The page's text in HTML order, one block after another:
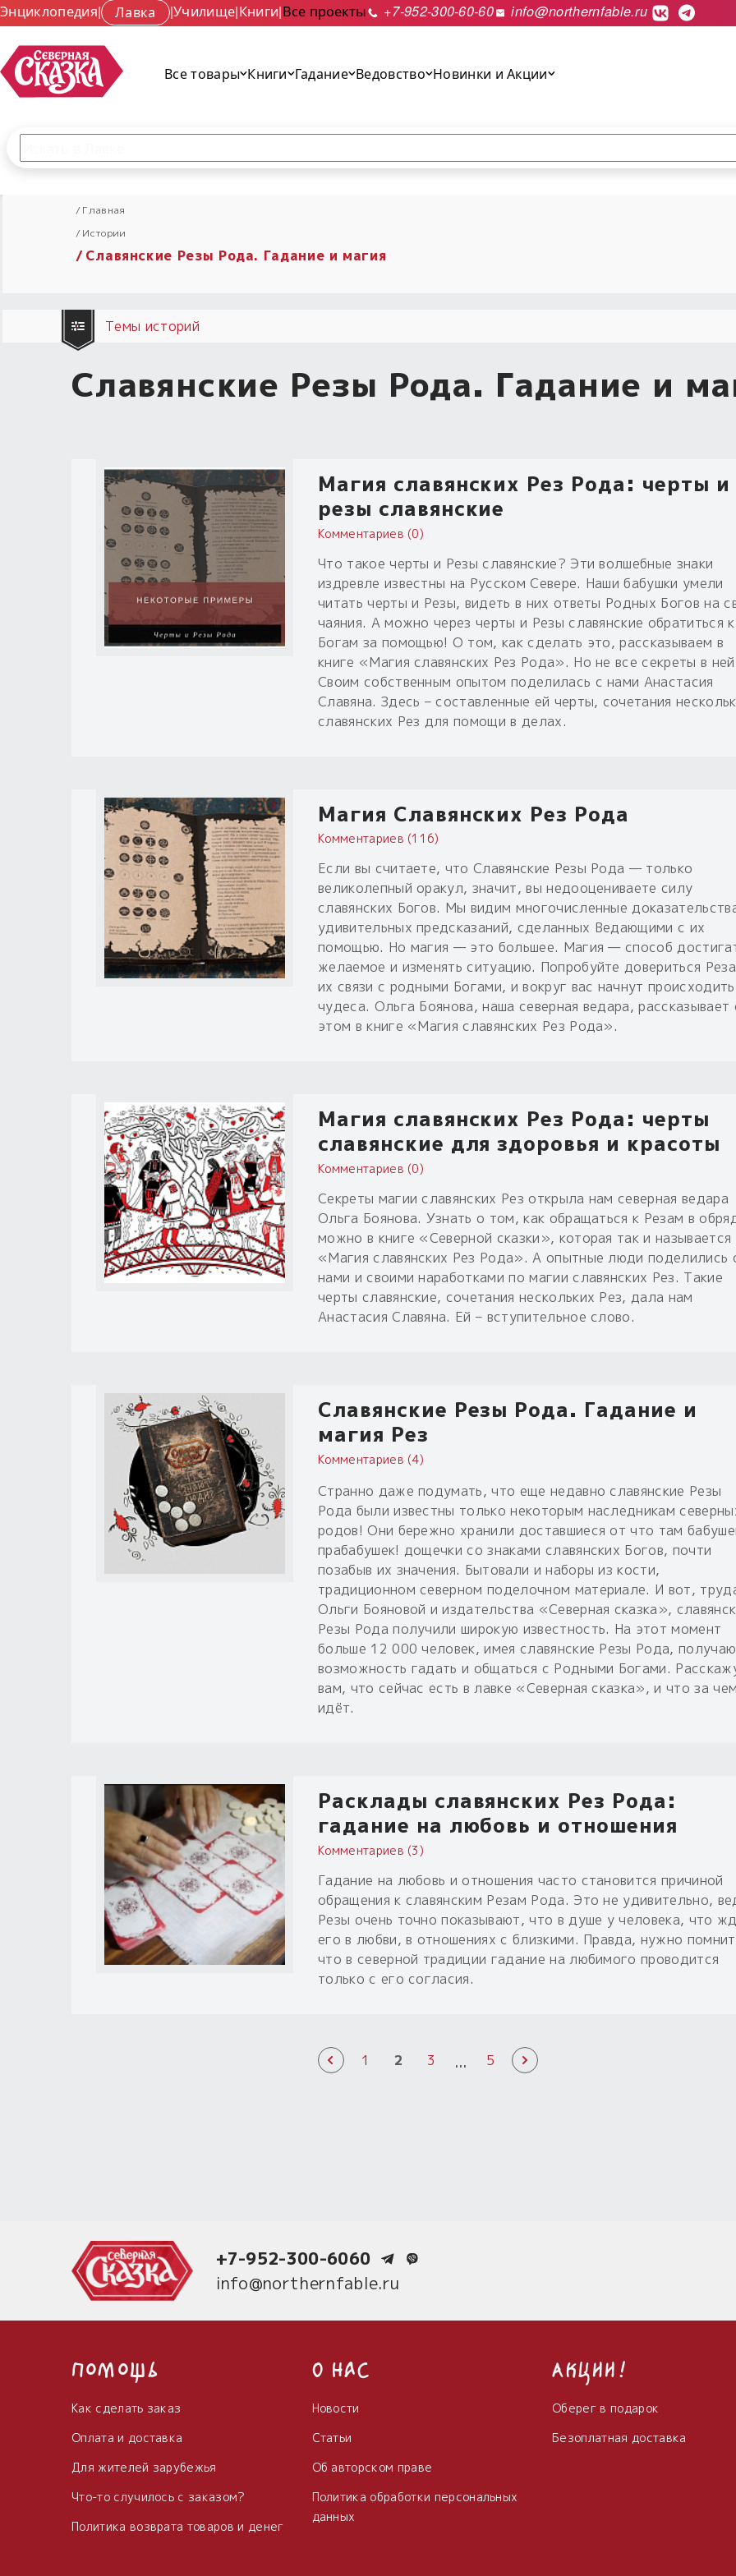
Энциклопедия| Лавка |Училище|Книги|Все проекты +7-952-300-60-60 info@northernfable.ru
Все товары Книги Гадание Ведовство Новинки и Акции
Главная
Истории
Славянские Резы Рода. Гадание и магия
Темы историй
Славянские Резы Рода. Гадание и
Магия славянских Рез Рода: черты и
резы славянские
Комментариев (0)
Что такое черты и Резы славянские? Эти волшебные знаки
издревле известны на Русском Севере. Наши бабушки умели
читать черты и Резы, видеть в них ответы Родных Богов на
чаяния. А можно через черты и Резы славянские обратиться к
Богам за помощью! О том, как сделать это, рассказываем в
книге «Магия славянских Рез Рода». Но не все секреты в
Своим собственным опытом поделилась с нами Анастасия
Славяна. Здесь – составленные ей черты, сочетания
славянских Рез для помощи в делах.
Магия Славянских Рез Рода
Комментариев (116)
Если вы считаете, что Славянские Резы Рода — только
великолепный оракул, значит, вы недооцениваете силу
славянских Богов. Мы видим многочисленные
удивительных предсказаний, сделанных Ведающими с их
помощью. Но магия — это большее. Магия — способ
желаемое и изменять ситуацию. Попробуйте довериться
их связи с родными Богами, и вокруг вас начнут происходить
чудеса. Ольга Боянова, наша северная ведара, рассказывает
этом в книге «Магия славянских Рез Рода».
Магия славянских Рез Рода: черты
славянские для здоровья и красоты
Комментариев (0)
Секреты магии славянских Рез открыла нам северная ведара
Ольга Боянова. Узнать о том, как обращаться к Резам в
можно в книге «Северной сказки», которая так и называется
«Магия славянских Рез Рода». А опытные люди поделились
нами и своими наработками по магии славянских Рез. Такие
черты славянские, сочетания нескольких Рез, дала нам
Анастасия Славяна. Ей – вступительное слово.
Славянские Резы Рода. Гадание и
магия Рез
Комментариев (4)
Странно даже подумать, что еще недавно славянские Резы
Рода были известны только некоторым наследникам
родов! Они бережно хранили доставшиеся от что там
прабабушек! дощечки со знаками славянских Богов, почти
позабыв их значения. Бытовали и наборы из кости,
традиционном северном поделочном материале. И вот,
Ольги Бояновой и издательства «Северная сказка»,
Резы Рода получили широкую известность. На этот момент
больше 12 000 человек, имея славянские Резы Рода,
возможность гадать и общаться с Родными Богами.
вам, что сейчас есть в лавке «Северная сказка», и что за чем
идёт.
Расклады славянских Рез Рода:
гадание на любовь и отношения
Комментариев (3)
Гадание на любовь и отношения часто становится причиной
обращения к славянским Резам Рода. Это не удивительно,
Резы очень точно показывают, что в душе у человека, что
его в любви, в отношениях с близкими. Правда, нужно
что в северной традиции гадание на любимого проводится
только с его согласия.
1 2 3 ... 5
+7-952-300-6060
info@northernfable.ru
Помощь
Как сделать заказ
Оплата и доставка
Для жителей зарубежья
Что-то случилось с заказом?
Политика возврата товаров и денег
О нас
Новости
Статьи
Об авторском праве
Политика обработки персональных
данных
Акции!
Оберег в подарок
Безоплатная доставка